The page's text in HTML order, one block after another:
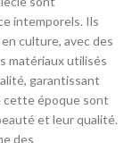
intemporels. Ils
culture, avec des
matériaux utilisés
garantissant
cette époque sont
et leur qualité.
des